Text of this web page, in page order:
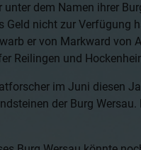
dem Namen ihrer
Geld nicht zur
er von Markward von
Reilingen und
im Juni diesen
der Burg